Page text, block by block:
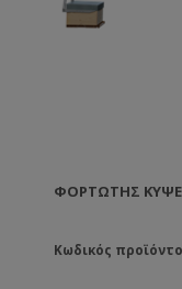
ΦΟΡΤΩΤΉΣ
Κωδικός